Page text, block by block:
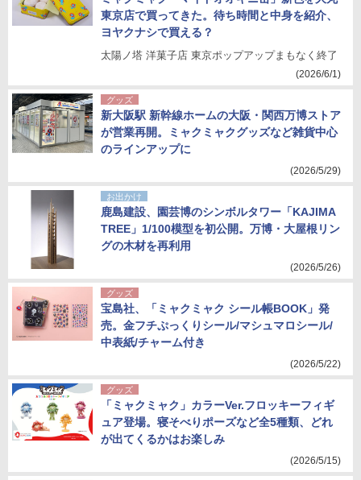
東京店で買ってきた。待ち時間と中身を紹介、
ヨヤクナシで買える？
太陽ノ塔 洋菓子店 東京ポップアップまもなく終了
(2026/6/1)
グッズ
新大阪駅 新幹線ホームの大阪・関西万博ストア
が営業再開。ミャクミャクグッズなど雑貨中心
のラインアップに
(2026/5/29)
お出かけ
鹿島建設、園芸博のシンボルタワー「KAJIMA
TREE」1/100模型を初公開。万博・大屋根リン
グの木材を再利用
(2026/5/26)
グッズ
宝島社、「ミャクミャク シール帳BOOK」発
売。金フチぷっくりシール/マシュマロシール/
中表紙/チャーム付き
(2026/5/22)
グッズ
「ミャクミャク」カラーVer.フロッキーフィギ
ュア登場。寝そべりポーズなど全5種類、どれ
が出てくるかはお楽しみ
(2026/5/15)